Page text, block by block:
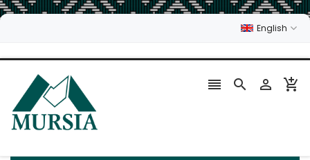
English
   